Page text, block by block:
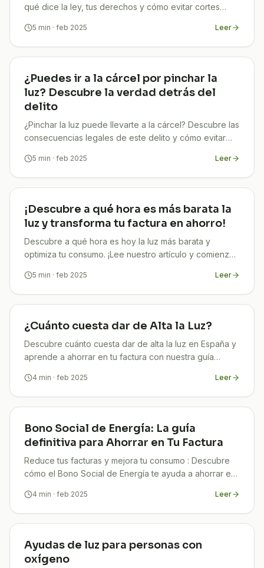
qué dice la ley, tus derechos y cómo evitar cortes
5 min · feb 2025 Leer
¿Puedes ir a la cárcel por pinchar la
luz? Descubre la verdad detrás del
delito
¿Pinchar la luz puede llevarte a la cárcel? Descubre las
consecuencias legales de este delito y cómo evitar
5 min · feb 2025 Leer
¡Descubre a qué hora es más barata la
luz y transforma tu factura en ahorro!
Descubre a qué hora es hoy la luz más barata y
optimiza tu consumo. ¡Lee nuestro artículo y comienza
5 min · feb 2025 Leer
¿Cuánto cuesta dar de Alta la Luz?
Descubre cuánto cuesta dar de alta la luz en España y
aprende a ahorrar en tu factura con nuestra guía
4 min · feb 2025 Leer
Bono Social de Energía: La guía
definitiva para Ahorrar en Tu Factura
Reduce tus facturas y mejora tu consumo : Descubre
cómo el Bono Social de Energía te ayuda a ahorrar en
4 min · feb 2025 Leer
Ayudas de luz para personas con
oxígeno